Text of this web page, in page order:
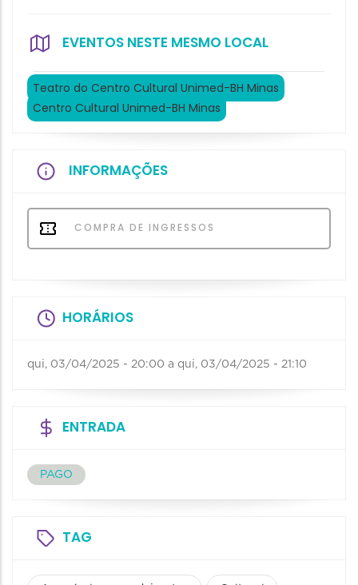
EVENTOS NESTE MESMO LOCAL
Teatro do Centro Cultural Unimed-BH Minas
Centro Cultural Unimed-BH Minas
INFORMAÇÕES
COMPRA DE INGRESSOS
HORÁRIOS
qui, 03/04/2025 - 20:00 a qui, 03/04/2025 - 21:10
ENTRADA
PAGO
TAG